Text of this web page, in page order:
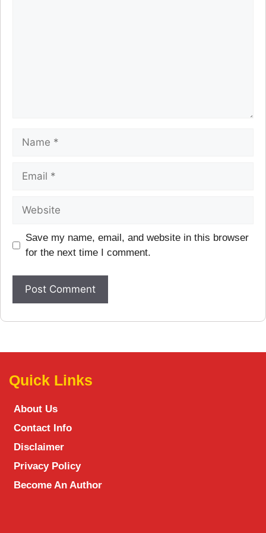
Save my name, email, and website in this browser
for the next time I comment.
Quick Links
About Us
Contact Info
Disclaimer
Privacy Policy
Become An Author